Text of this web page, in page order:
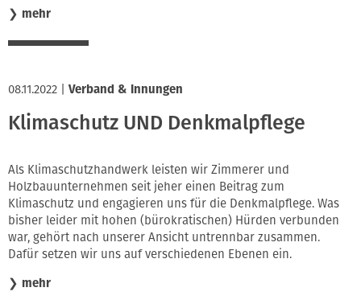
❯ mehr
08.11.2022 Verband & Innungen
Klimaschutz UND Denkmalpflege
Als Klimaschutzhandwerk leisten wir Zimmerer und
Holzbauunternehmen seit jeher einen Beitrag zum
Klimaschutz und engagieren uns für die Denkmalpflege. Was
bisher leider mit hohen (bürokratischen) Hürden verbunden
war, gehört nach unserer Ansicht untrennbar zusammen.
Dafür setzen wir uns auf verschiedenen Ebenen ein.
❯ mehr